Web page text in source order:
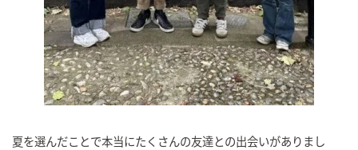
夏を選んだことで本当にたくさんの友達との出会いがありまし